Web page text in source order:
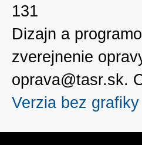
131
Dizajn a
zverejnenie
oprava@tasr.sk.
Verzia bez grafiky